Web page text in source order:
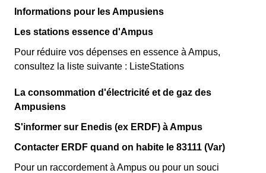
Informations pour les Ampusiens
Les stations essence d'Ampus
Pour réduire vos dépenses en essence à Ampus,
consultez la liste suivante : ListeStations
La consommation d'électricité et de gaz des
Ampusiens
S'informer sur Enedis (ex ERDF) à Ampus
Contacter ERDF quand on habite le 83111 (Var)
Pour un raccordement à Ampus ou pour un souci